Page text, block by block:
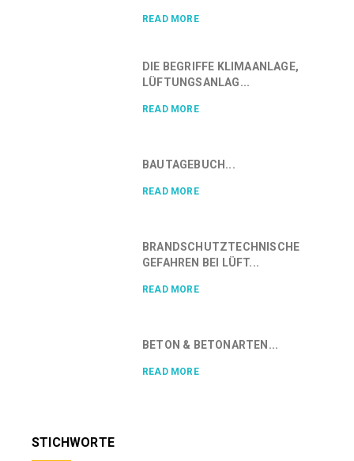
READ MORE
DIE BEGRIFFE KLIMAANLAGE,
LÜFTUNGSANLAG...
READ MORE
BAUTAGEBUCH...
READ MORE
BRANDSCHUTZTECHNISCHE
GEFAHREN BEI LÜFT...
READ MORE
BETON & BETONARTEN...
READ MORE
STICHWORTE